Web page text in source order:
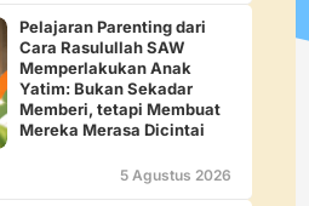
Pelajaran Parenting dari
Cara Rasulullah SAW
Memperlakukan Anak
Yatim: Bukan Sekadar
Memberi, tetapi Membuat
Mereka Merasa Dicintai
5 Agustus 2026